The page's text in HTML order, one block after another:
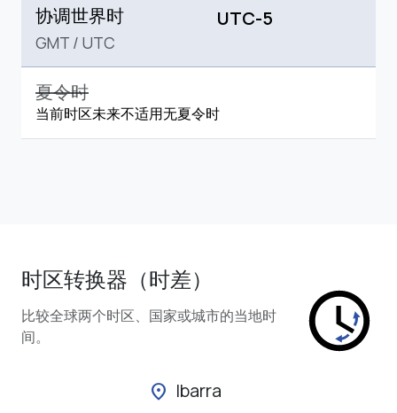
协调世界时
GMT / UTC
UTC-5
夏令时
当前时区未来不适用无夏令时
时区转换器（时差）
比较全球两个时区、国家或城市的当地时
间。
location_on Ibarra